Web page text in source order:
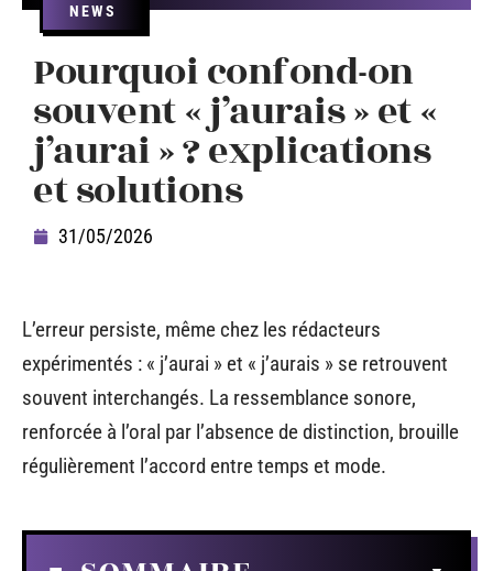
NEWS
Pourquoi confond-on
souvent « j’aurais » et «
j’aurai » ? explications
et solutions
31/05/2026
L’erreur persiste, même chez les rédacteurs
expérimentés : « j’aurai » et « j’aurais » se retrouvent
souvent interchangés. La ressemblance sonore,
renforcée à l’oral par l’absence de distinction, brouille
régulièrement l’accord entre temps et mode.